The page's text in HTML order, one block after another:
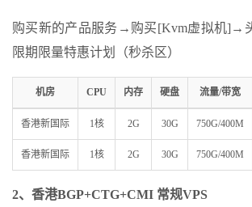
购买新的产品服务→购买[Kvm虚拟机]→
限期限量特惠计划（秒杀区）
机房 CPU 内存 硬盘 流量/带宽
香港新国际 1核 2G 30G 750G/400M
香港新国际 1核 2G 30G 750G/400M
2、香港BGP+CTG+CMI 常规VPS